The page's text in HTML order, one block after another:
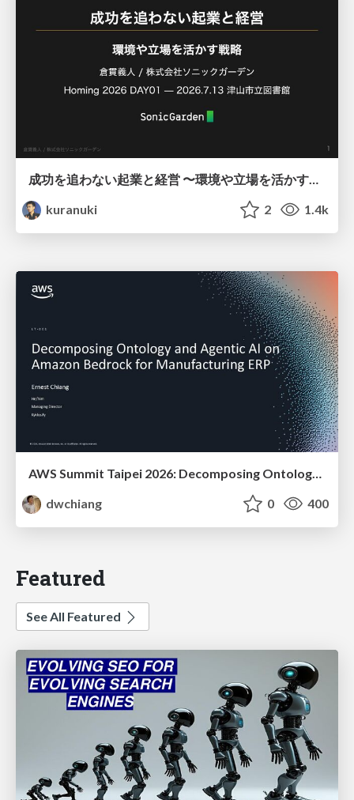
成功を追わない起業と経営 〜環境や立場を活かす戦略（Homing 2026）
kuranuki
2 1.4k
AWS Summit Taipei 2026: Decomposing Ontology and Agentic AI - Using Amazon Bedrock to Bring Living Water to Manufacturing ERP
dwchiang
0 400
Featured
See All Featured